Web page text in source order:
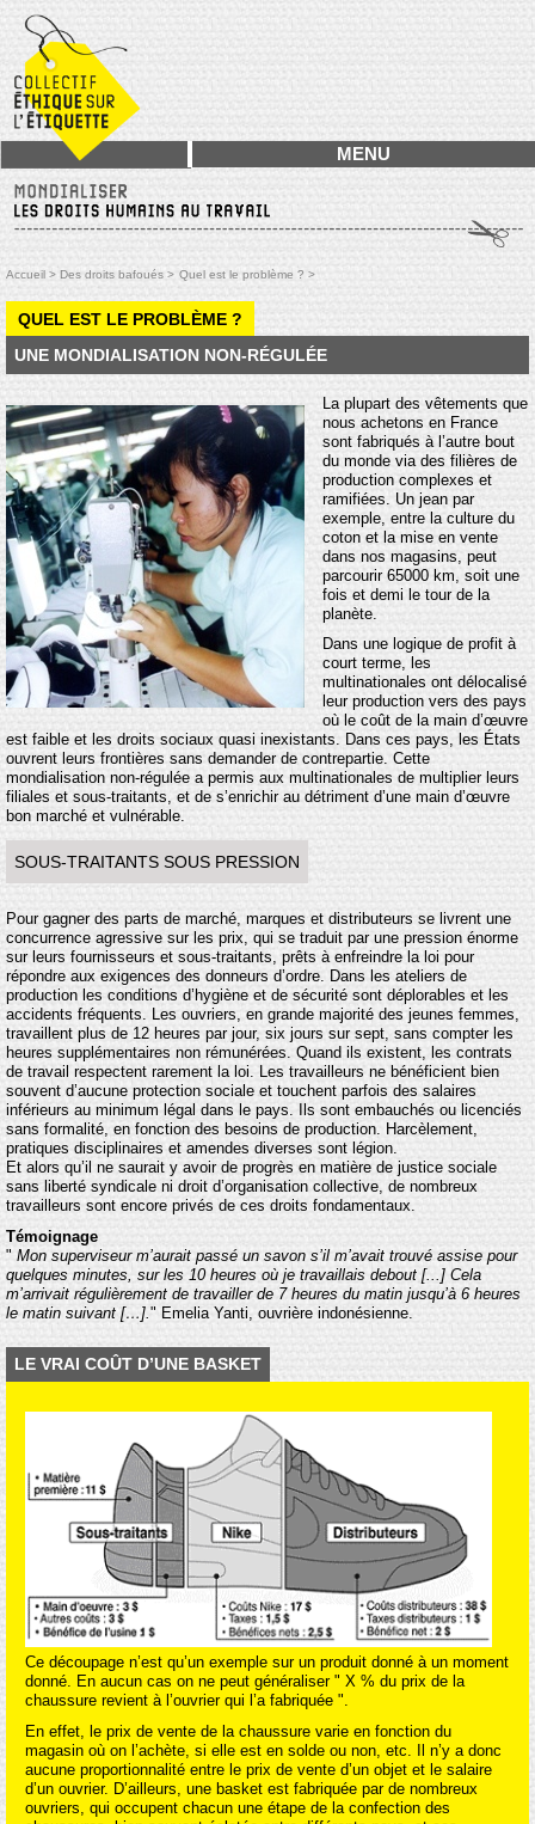
MENU
Accueil > Des droits bafoués > Quel est le problème ? >
QUEL EST LE PROBLÈME ?
UNE MONDIALISATION NON-RÉGULÉE
La plupart des vêtements que
nous achetons en France
sont fabriqués à l’autre bout
du monde via des filières de
production complexes et
ramifiées. Un jean par
exemple, entre la culture du
coton et la mise en vente
dans nos magasins, peut
parcourir 65000 km, soit une
fois et demi le tour de la
planète.
Dans une logique de profit à
court terme, les
multinationales ont délocalisé
leur production vers des pays
où le coût de la main d’œuvre
est faible et les droits sociaux quasi inexistants. Dans ces pays, les États
ouvrent leurs frontières sans demander de contrepartie. Cette
mondialisation non-régulée a permis aux multinationales de multiplier leurs
filiales et sous-traitants, et de s’enrichir au détriment d’une main d’œuvre
bon marché et vulnérable.
SOUS-TRAITANTS SOUS PRESSION
Pour gagner des parts de marché, marques et distributeurs se livrent une
concurrence agressive sur les prix, qui se traduit par une pression énorme
sur leurs fournisseurs et sous-traitants, prêts à enfreindre la loi pour
répondre aux exigences des donneurs d’ordre. Dans les ateliers de
production les conditions d’hygiène et de sécurité sont déplorables et les
accidents fréquents. Les ouvriers, en grande majorité des jeunes femmes,
travaillent plus de 12 heures par jour, six jours sur sept, sans compter les
heures supplémentaires non rémunérées. Quand ils existent, les contrats
de travail respectent rarement la loi. Les travailleurs ne bénéficient bien
souvent d’aucune protection sociale et touchent parfois des salaires
inférieurs au minimum légal dans le pays. Ils sont embauchés ou licenciés
sans formalité, en fonction des besoins de production. Harcèlement,
pratiques disciplinaires et amendes diverses sont légion.
Et alors qu’il ne saurait y avoir de progrès en matière de justice sociale
sans liberté syndicale ni droit d’organisation collective, de nombreux
travailleurs sont encore privés de ces droits fondamentaux.
Témoignage
" Mon superviseur m’aurait passé un savon s’il m’avait trouvé assise pour
quelques minutes, sur les 10 heures où je travaillais debout [...] Cela
m’arrivait régulièrement de travailler de 7 heures du matin jusqu’à 6 heures
le matin suivant […]. " Emelia Yanti, ouvrière indonésienne.
LE VRAI COÛT D’UNE BASKET
Ce découpage n’est qu’un exemple sur un produit donné à un moment
donné. En aucun cas on ne peut généraliser " X % du prix de la
chaussure revient à l’ouvrier qui l’a fabriquée ".
En effet, le prix de vente de la chaussure varie en fonction du
magasin où on l’achète, si elle est en solde ou non, etc. Il n’y a donc
aucune proportionnalité entre le prix de vente d’un objet et le salaire
d’un ouvrier. D’ailleurs, une basket est fabriquée par de nombreux
ouvriers, qui occupent chacun une étape de la confection des